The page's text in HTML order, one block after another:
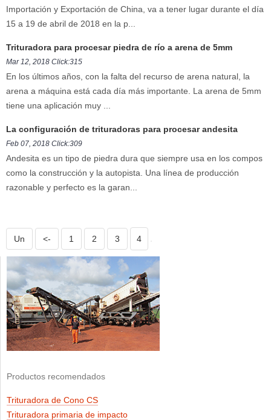
Importación y Exportación de China, va a tener lugar durante el día
15 a 19 de abril de 2018 en la p...
Trituradora para procesar piedra de río a arena de 5mm
Mar 12, 2018 Click:315
En los últimos años, con la falta del recurso de arena natural, la
arena a máquina está cada día más importante. La arena de 5mm
tiene una aplicación muy ...
La configuración de trituradoras para procesar andesita
Feb 07, 2018 Click:309
Andesita es un tipo de piedra dura que siempre usa en los compos
como la construcción y la autopista. Una línea de producción
razonable y perfecto es la garan...
Un <- 1 2 3 4
Productos recomendados
Trituradora de Cono CS
Trituradora primaria de impacto